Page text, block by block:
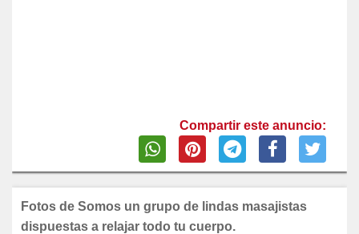
Compartir este anuncio:
Fotos de Somos un grupo de lindas masajistas
dispuestas a relajar todo tu cuerpo.